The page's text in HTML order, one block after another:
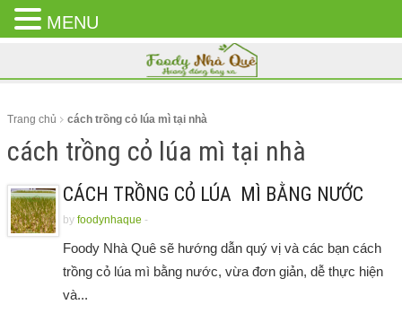
CLOSE
MENU
Trang chủ cách trồng cỏ lúa mì tại nhà
cách trồng cỏ lúa mì tại nhà
CÁCH TRỒNG CỎ LÚA MÌ BẰNG NƯỚC
by foodynhaque -
Foody Nhà Quê sẽ hướng dẫn quý vị và các bạn cách
trồng cỏ lúa mì bằng nước, vừa đơn giản, dễ thực hiện
và...
MENU